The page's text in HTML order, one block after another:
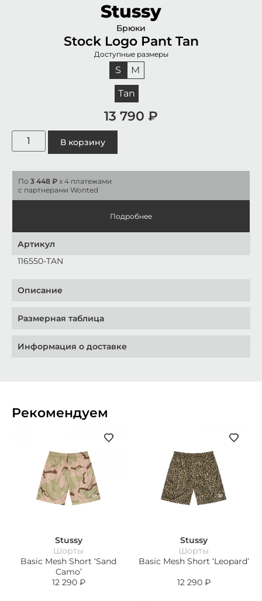
Stussy
Брюки
Stock Logo Pant Tan
Доступные размеры
S M
Tan
13 790 ₽
В корзину
По 3 448 ₽ x 4 платежами
с партнерами Wonted
Подробнее
Артикул
116550-TAN
Описание
Размерная таблица
Информация о доставке
Рекомендуем
Stussy
Шорты
Basic Mesh Short ‘Sand
Camo’
12 290 ₽
Stussy
Шорты
Basic Mesh Short ‘Leopard’
12 290 ₽